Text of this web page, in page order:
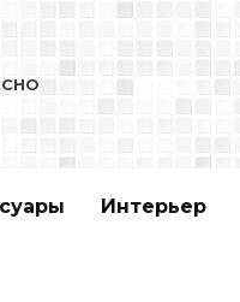
Интерьер